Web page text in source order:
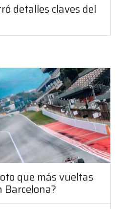
detalles claves del
que más vueltas
Barcelona?